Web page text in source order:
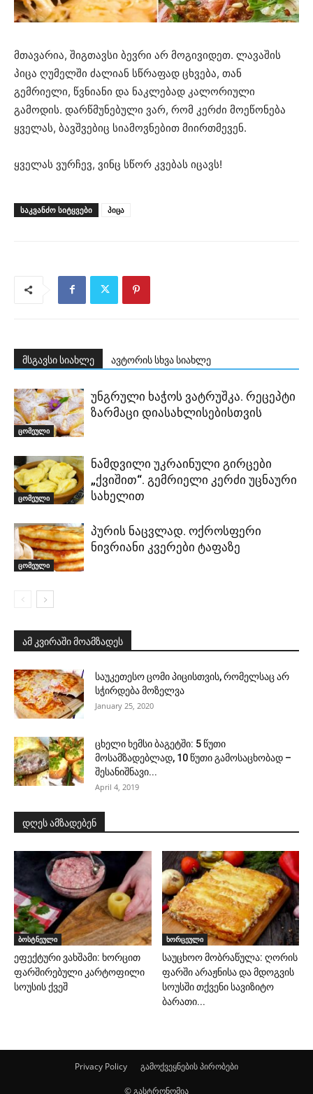
მთავარია, შიგთავსი ბევრი არ მოგივიდეთ. ლავაშის
პიცა ღუმელში ძალიან სწრაფად ცხვება, თან
გემრიელი, წვნიანი და ნაკლებად კალორიული
გამოდის. დარწმუნებული ვარ, რომ კერძი მოეწონება
ყველას, ბავშვებიც სიამოვნებით მიირთმევენ.
ყველას ვურჩევ, ვინც სწორ კვებას იცავს!
ᲡᲐᲙᲕᲐᲜᲫᲝ ᲡᲘᲢᲧᲕᲔᲑᲘ პიცა
მსგავსი სიახლე ავტორის სხვა სიახლე
ცომეული
უნგრული ხაჭოს ვატრუშკა. რეცეპტი
ზარმაცი დიასახლისებისთვის
ცომეული
ნამდვილი უკრაინული გირცები
„ქვიშით“. გემრიელი კერძი უცნაური
სახელით
ცომეული
პურის ნაცვლად. ოქროსფერი
ნივრიანი კვერები ტაფაზე
ამ კვირაში მოამზადეს
საუკეთესო ცომი პიცისთვის, რომელსაც არ
სჭირდება მოზელვა
January 25, 2020
ცხელი ხემსი ბაგეტში: 5 წუთი
მოსამზადებლად, 10 წუთი გამოსაცხობად –
შესანიშნავი...
April 4, 2019
დღეს ამზადებენ
ბოსტნეული
ეფექტური ვახშამი: ხორცით
ფარშირებული კარტოფილი
სოუსის ქვეშ
ხორცეული
საუცხოო მობრაწულა: ღორის
ფარში არაჟნისა და მდოგვის
სოუსში თქვენი სავიზიტო
ბარათი...
Privacy Policy გამოქვეყნების პირობები
© გასტრონომია